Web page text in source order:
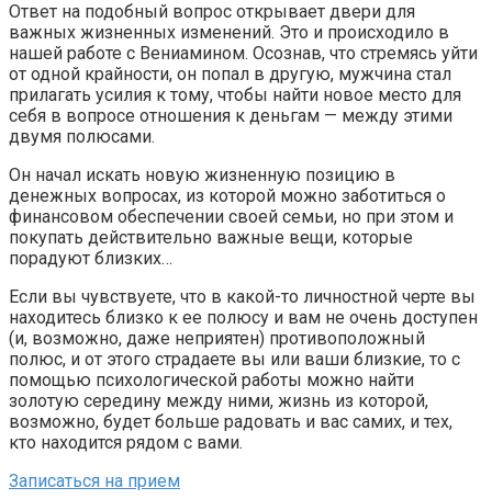
Ответ на подобный вопрос открывает двери для
важных жизненных изменений. Это и происходило в
нашей работе с Вениамином. Осознав, что стремясь уйти
от одной крайности, он попал в другую, мужчина стал
прилагать усилия к тому, чтобы найти новое место для
себя в вопросе отношения к деньгам — между этими
двумя полюсами.
Он начал искать новую жизненную позицию в
денежных вопросах, из которой можно заботиться о
финансовом обеспечении своей семьи, но при этом и
покупать действительно важные вещи, которые
порадуют близких…
Если вы чувствуете, что в какой-то личностной черте вы
находитесь близко к ее полюсу и вам не очень доступен
(и, возможно, даже неприятен) противоположный
полюс, и от этого страдаете вы или ваши близкие, то с
помощью психологической работы можно найти
золотую середину между ними, жизнь из которой,
возможно, будет больше радовать и вас самих, и тех,
кто находится рядом с вами.
Записаться на прием